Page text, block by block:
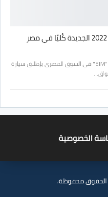
قامت شركة كيا الكورية عن طريق وكيلها "EIM" في السوق المصري بإطلاق سيارة
الخصوصية